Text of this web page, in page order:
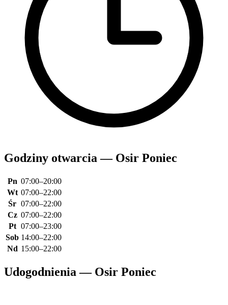
Godziny otwarcia — Osir Poniec
Pn 07:00–20:00
Wt 07:00–22:00
Śr 07:00–22:00
Cz 07:00–22:00
Pt 07:00–23:00
Sob 14:00–22:00
Nd 15:00–22:00
Udogodnienia — Osir Poniec